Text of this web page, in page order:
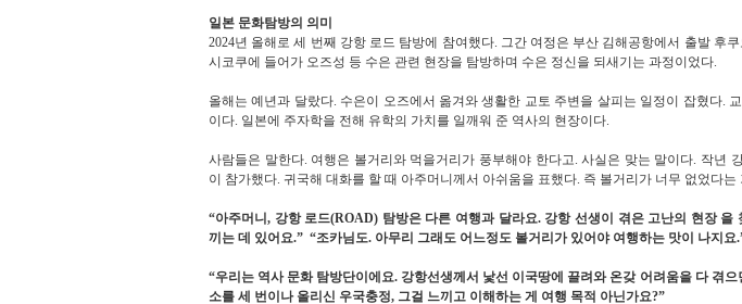
일본 문화탐방의 의미
2024년 올해로 세 번째 강항 로드 탐방에 참여했다. 그간 여정은 부산 김해공항에서 출발 후
시코쿠에 들어가 오즈성 등 수은 관련 현장을 탐방하며 수은 정신을 되새기는 과정이었다.
올해는 예년과 달랐다. 수은이 오즈에서 옮겨와 생활한 교토 주변을 살피는 일정이 잡혔다.
이다. 일본에 주자학을 전해 유학의 가치를 일깨워 준 역사의 현장이다.
사람들은 말한다. 여행은 볼거리와 먹을거리가 풍부해야 한다고.사실은 맞는 말이다. 작년
이 참가했다. 귀국해 대화를 할 때 아주머니께서 아쉬움을 표했다. 즉 볼거리가 너무 없었다는
“아주머니 , 강항 로드(ROAD) 탐방은 다른 여행과 달라요. 강항 선생이 겪은 고난의 현장 을
끼는 데 있어요.” “조카님도. 아무리 그래도 어느정도 볼거리가 있어야 여행하는 맛이 나지요
“우리는 역사 문화 탐방단이에요. 강항선생께서 낯선 이국땅에 끌려와 온갖 어려움을 다 겪
소를 세 번이나 올리신 우국충정, 그걸 느끼고 이해하는 게 여행 목적 아닌가요?”